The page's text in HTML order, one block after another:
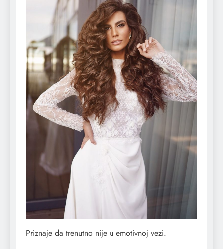
Priznaje da trenutno nije u emotivnoj vezi.